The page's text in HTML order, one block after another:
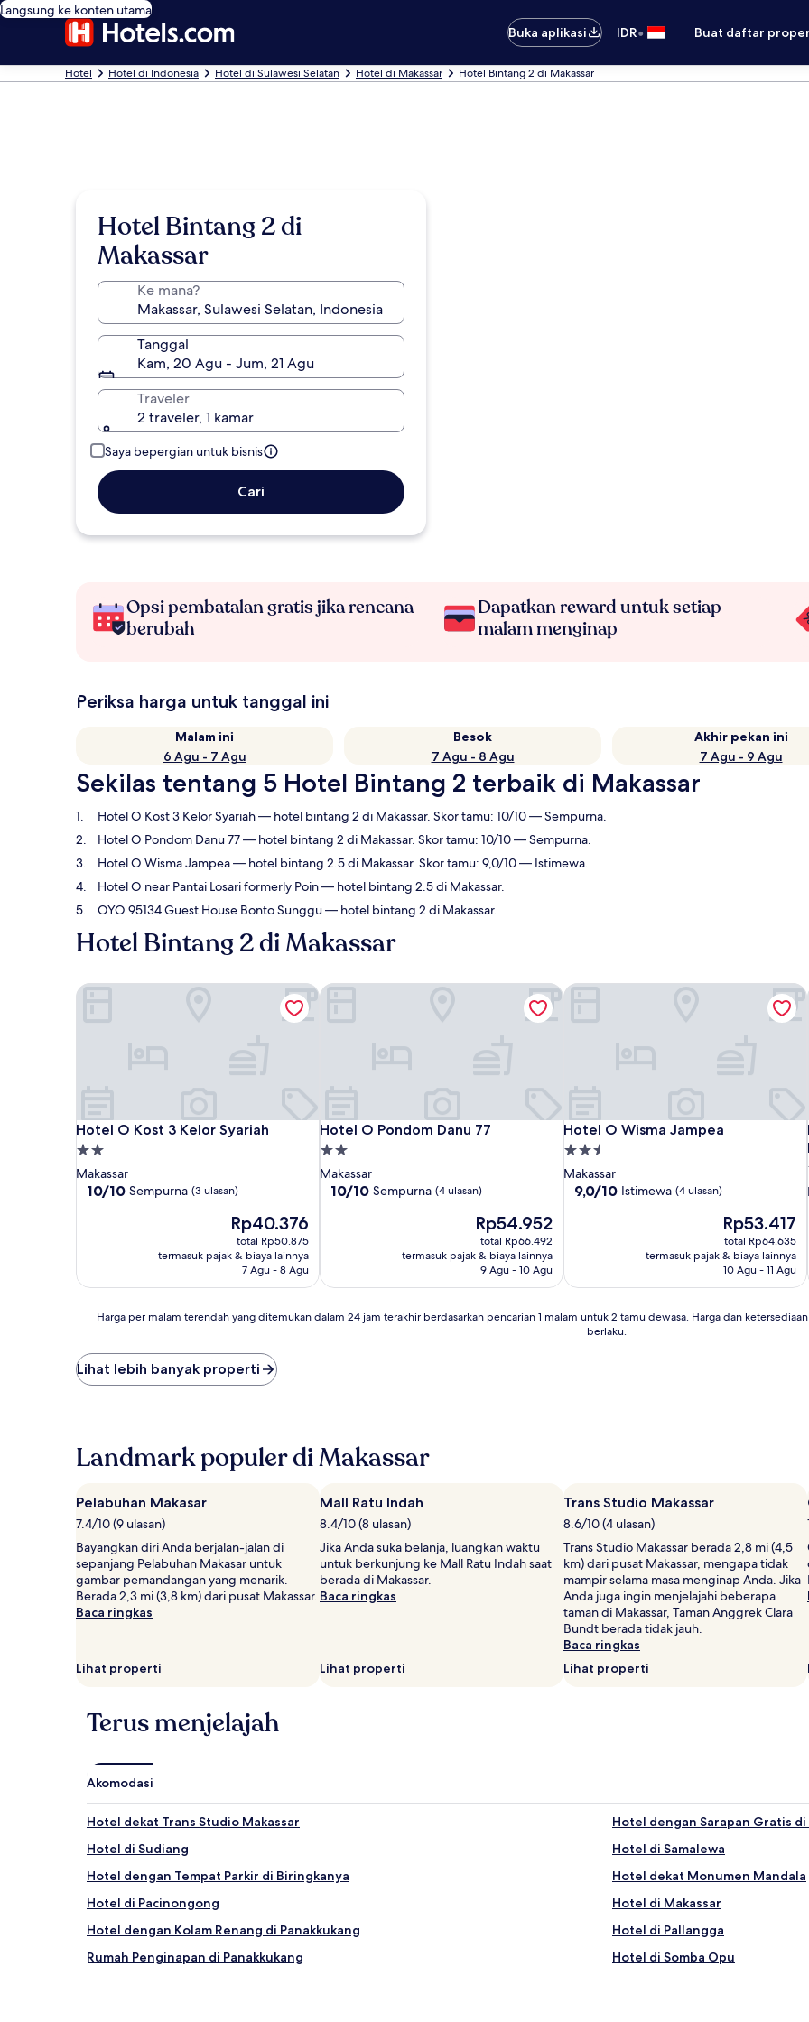
Langsung ke konten utama
Buka aplikasi
IDR• Buat daftar
Hotel Hotel di Indonesia Hotel di Sulawesi Selatan Hotel di Makassar Hotel Bintang 2 di Makassar
Hotel Bintang 2 di
Makassar
Ke mana?
Tanggal
Kam, 20 Agu - Jum, 21 Agu
Traveler
2 traveler, 1 kamar
Saya bepergian untuk bisnis
Cari
Opsi pembatalan gratis jika rencana
berubah
Dapatkan reward untuk setiap
malam menginap
Periksa harga untuk tanggal ini
Malam ini
6 Agu - 7 Agu
Besok
7 Agu - 8 Agu
Akhir pekan ini
7 Agu - 9 Agu
Sekilas tentang 5 Hotel Bintang 2 terbaik di Makassar
Hotel O Kost 3 Kelor Syariah— hotel bintang 2 di Makassar. Skor tamu: 10/10 — Sempurna.
Hotel O Pondom Danu 77— hotel bintang 2 di Makassar. Skor tamu: 10/10 — Sempurna.
Hotel O Wisma Jampea— hotel bintang 2.5 di Makassar. Skor tamu: 9,0/10 — Istimewa.
Hotel O near Pantai Losari formerly Poin— hotel bintang 2.5 di Makassar.
OYO 95134 Guest House Bonto Sunggu— hotel bintang 2 di Makassar.
Hotel Bintang 2 di Makassar
Hotel O Kost 3 Kelor Syariah
Hotel O Kost 3 Kelor Syariah
Properti
bintang
2.0
Makassar
10.0
10/10 Sempurna (3 ulasan)
Harga
sekarang
Rp40.376
Rp40.376
total Rp50.875
termasuk pajak & biaya lainnya
7 Agu - 8 Agu
Hotel O Kost 3 Kelor Syariah
Hotel O Pondom Danu 77
Hotel O Pondom Danu 77
Properti
bintang
2.0
Makassar
10.0
10/10 Sempurna (4 ulasan)
Harga
sekarang
Rp54.952
Rp54.952
total Rp66.492
termasuk pajak & biaya lainnya
9 Agu - 10 Agu
Hotel O Pondom Danu 77
Hotel O Wisma Jampea
Hotel O Wisma Jampea
Properti
bintang
2.5
Makassar
9.0
9,0/10 Istimewa (4 ulasan)
Harga
sekarang
Rp53.417
Rp53.417
total Rp64.635
termasuk pajak & biaya lainnya
10 Agu - 11 Agu
Hotel O Wisma Jampea
Harga
malam
terendah
yang
jam
terakhir
pencarian
1
malam
untuk
2
tamu
dewasa.
Harga
berubah
Ketentuan
Harga per malam terendah yang ditemukan dalam 24 jam terakhir berdasarkan pencarian 1 malam untuk 2 tamu dewasa. Harga dan
berlaku.
Lihat lebih banyak properti
Landmark populer di Makassar
Pelabuhan Makasar
7.4/10 (9 ulasan)
Bayangkan diri Anda berjalan-jalan di
sepanjang Pelabuhan Makasar untuk
gambar pemandangan yang menarik.
Berada 2,3 mi (3,8 km) dari pusat Makassar.
Baca ringkas
Lihat properti
Mall Ratu Indah
8.4/10 (8 ulasan)
Jika Anda suka belanja, luangkan waktu
untuk berkunjung ke Mall Ratu Indah saat
berada di Makassar.
Baca ringkas
Lihat properti
Trans Studio Makassar
8.6/10 (4 ulasan)
Trans Studio Makassar berada 2,8 mi (4,5
km) dari pusat Makassar, mengapa tidak
mampir selama masa menginap Anda. Jika
Anda juga ingin menjelajahi beberapa
taman di Makassar, Taman Anggrek Clara
Bundt berada tidak jauh.
Baca ringkas
Lihat properti
Terus menjelajah
Akomodasi
Hotel dekat Trans Studio Makassar
Hotel dengan Sarapan Gratis di
Hotel di Sudiang
Hotel di Samalewa
Hotel dengan Tempat Parkir di Biringkanya
Hotel dekat Monumen Mandala
Hotel di Pacinongong
Hotel di Makassar
Hotel dengan Kolam Renang di Panakkukang
Hotel di Pallangga
Rumah Penginapan di Panakkukang
Hotel di Somba Opu